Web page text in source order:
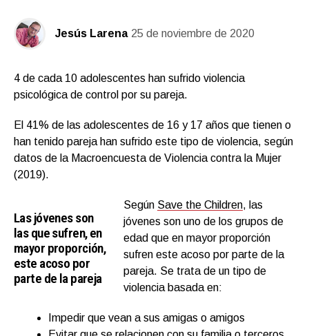
Jesús Larena 25 de noviembre de 2020
4 de cada 10 adolescentes han sufrido violencia
psicológica de control por su pareja.
El 41% de las adolescentes de 16 y 17 años que tienen o
han tenido pareja han sufrido este tipo de violencia, según
datos de la Macroencuesta de Violencia contra la Mujer
(2019).
Las jóvenes son
las que sufren, en
mayor proporción,
este acoso por
parte de la pareja
Según Save the Children, las
jóvenes son uno de los grupos de
edad que en mayor proporción
sufren este acoso por parte de la
pareja. Se trata de un tipo de
violencia basada en:
Impedir que vean a sus amigas o amigos